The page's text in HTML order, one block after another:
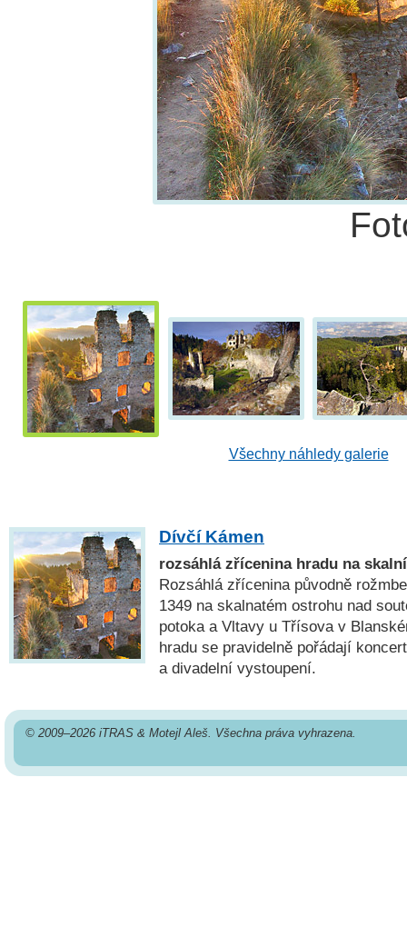
Všechny náhledy galerie
Dívčí Kámen
rozsáhlá zřícenina hradu na
Rozsáhlá zřícenina původně
1349 na skalnatém ostrohu nad
potoka a Vltavy u Třísova v
hradu se pravidelně pořádají
a divadelní vystoupení.
© 2009–2026 iTRAS & Motejl Aleš. Všechna práva vyhrazena.